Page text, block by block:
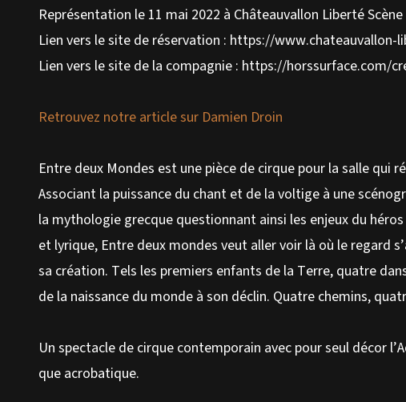
Représentation le 11 mai 2022 à Châteauvallon Liberté
Lien vers le site de réservation : https://www.chateauvallon-
Lien vers le site de la compagnie : https://horssurface.com/
Retrouvez notre article sur Damien Droin
Entre deux Mondes est une pièce de cirque pour la salle qui
Associant la puissance du chant et de la voltige à une
la mythologie grecque questionnant ainsi les enjeux du
et lyrique, Entre deux mondes veut aller voir là où le regard
sa création. Tels les premiers enfants de la Terre, quatre
de la naissance du monde à son déclin. Quatre chemins,
Un spectacle de cirque contemporain avec pour seul décor
que acrobatique.